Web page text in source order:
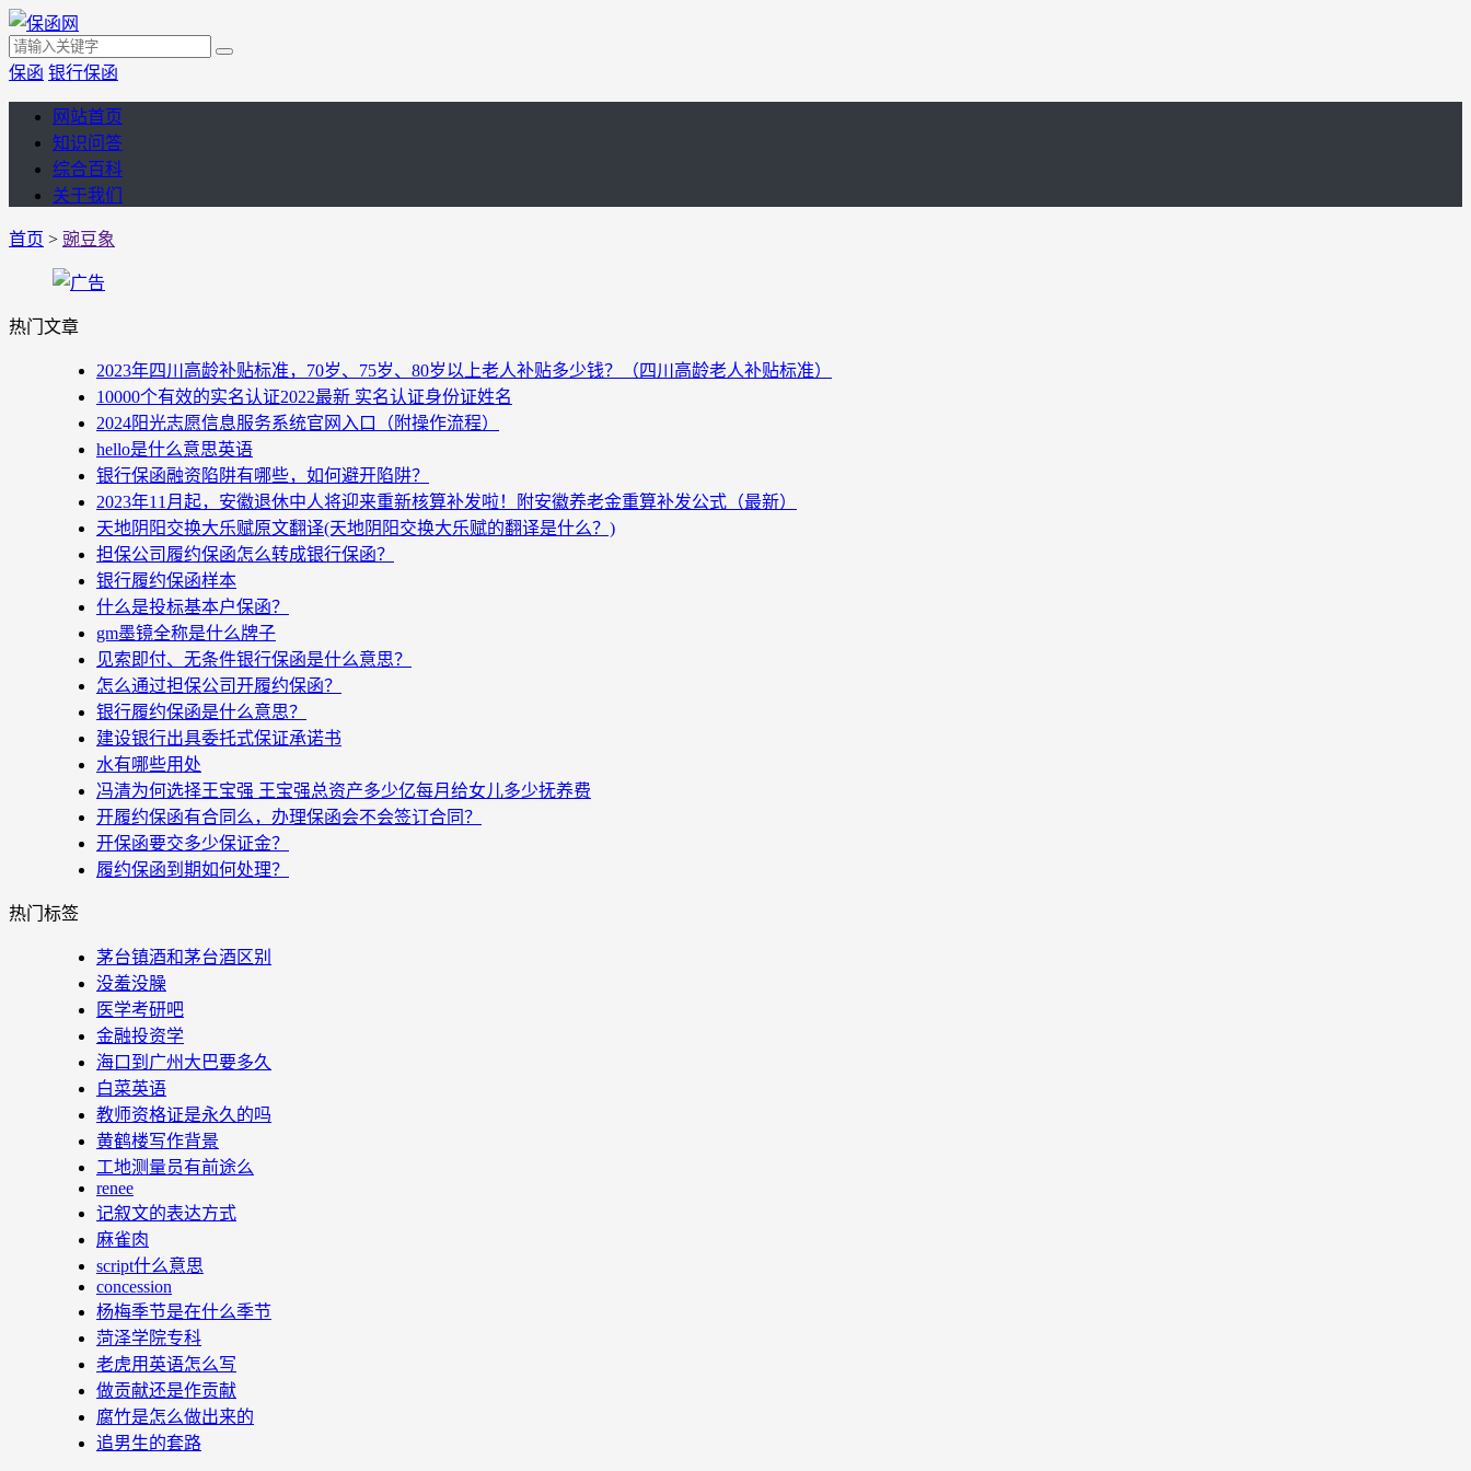
保函 银行保函
网站首页
知识问答
综合百科
关于我们
首页 > 豌豆象
热门文章
2023年四川高龄补贴标准，70岁、75岁、80岁以上老人补贴多少钱？（四川高龄老人补贴标准）
10000个有效的实名认证2022最新 实名认证身份证姓名
2024阳光志愿信息服务系统官网入口（附操作流程）
hello是什么意思英语
银行保函融资陷阱有哪些，如何避开陷阱？
2023年11月起，安徽退休中人将迎来重新核算补发啦！附安徽养老金重算补发公式（最新）
天地阴阳交换大乐赋原文翻译(天地阴阳交换大乐赋的翻译是什么？)
担保公司履约保函怎么转成银行保函？
银行履约保函样本
什么是投标基本户保函？
gm墨镜全称是什么牌子
见索即付、无条件银行保函是什么意思？
怎么通过担保公司开履约保函？
银行履约保函是什么意思？
建设银行出具委托式保证承诺书
水有哪些用处
冯清为何选择王宝强 王宝强总资产多少亿每月给女儿多少抚养费
开履约保函有合同么，办理保函会不会签订合同？
开保函要交多少保证金？
履约保函到期如何处理？
热门标签
茅台镇酒和茅台酒区别
没羞没臊
医学考研吧
金融投资学
海口到广州大巴要多久
白菜英语
教师资格证是永久的吗
黄鹤楼写作背景
工地测量员有前途么
renee
记叙文的表达方式
麻雀肉
script什么意思
concession
杨梅季节是在什么季节
菏泽学院专科
老虎用英语怎么写
做贡献还是作贡献
腐竹是怎么做出来的
追男生的套路